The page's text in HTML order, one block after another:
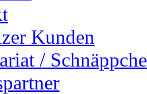
Kunden
/